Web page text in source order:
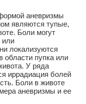
аневризмы
являются тупые,
Боли могут
или
локализуются
области пупка или
У ряда
иррадиация болей
Боли в животе
аневризмы и ее